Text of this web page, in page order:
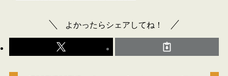
よかったらシェアしてね！